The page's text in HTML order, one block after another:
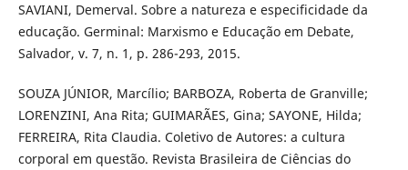
SAVIANI, Demerval. Sobre a natureza e especificidade da
educação. Germinal: Marxismo e Educação em Debate,
Salvador, v. 7, n. 1, p. 286-293, 2015.
SOUZA JÚNIOR, Marcílio; BARBOZA, Roberta de Granville;
LORENZINI, Ana Rita; GUIMARÃES, Gina; SAYONE, Hilda;
FERREIRA, Rita Claudia. Coletivo de Autores: a cultura
corporal em questão. Revista Brasileira de Ciências do